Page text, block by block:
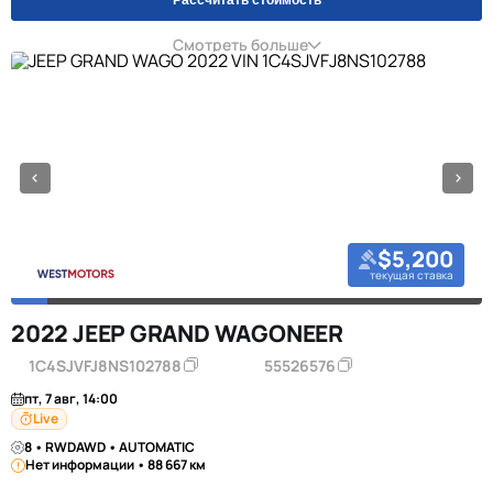
Смотреть больше
$5,200
текущая ставка
2022 JEEP GRAND WAGONEER
1C4SJVFJ8NS102788 55526576
пт, 7 авг, 14:00
Live
8 • RWDAWD • AUTOMATIC
Нет информации • 88 667 км